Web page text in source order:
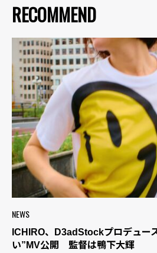
RECOMMEND
NEWS
ICHIRO、D3adStockプロデュー
い”MV公開 監督は鴨下大輝